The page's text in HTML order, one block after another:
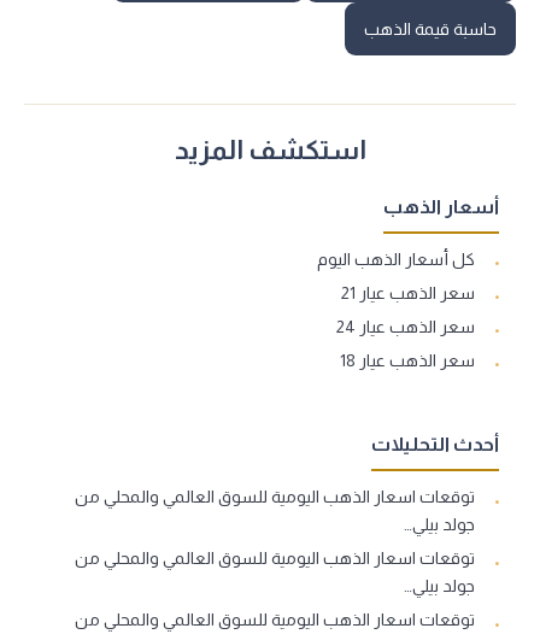
حاسبة قيمة الذهب
استكشف المزيد
أسعار الذهب
كل أسعار الذهب اليوم
سعر الذهب عيار 21
سعر الذهب عيار 24
سعر الذهب عيار 18
أحدث التحليلات
توقعات اسعار الذهب اليومية للسوق العالمي والمحلي من
جولد بيلي…
توقعات اسعار الذهب اليومية للسوق العالمي والمحلي من
جولد بيلي…
توقعات اسعار الذهب اليومية للسوق العالمي والمحلي من